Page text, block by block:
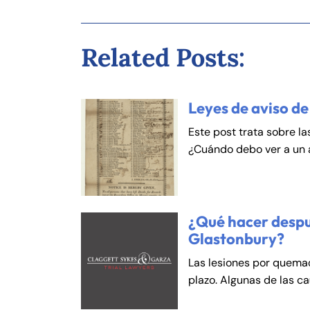
Related Posts:
Leyes de aviso
Este post trata sobre
¿Cuándo debo ver a un
¿Qué hacer
Glastonbury?
Las lesiones por
plazo. Algunas de las